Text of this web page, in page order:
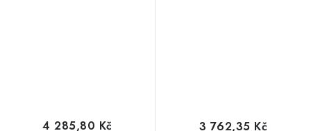
4 285,80 Kč 3 762,35 Kč